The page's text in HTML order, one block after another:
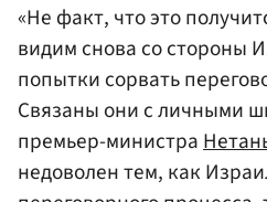
«Не факт, что это
видим снова со стороны
попытки сорвать
Связаны они с личными
премьер-министра
недоволен тем, как